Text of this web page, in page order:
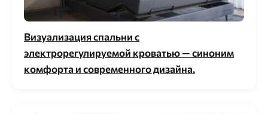
Визуализация спальни с
электрорегулируемой кроватью — синоним
комфорта и современного дизайна.